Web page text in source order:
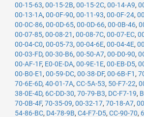
00-15-63, 00-15-2B, 00-15-2C, 00-14-A9,
00-13-1A, 00-0F-90, 00-11-93, 00-0F-24,
00-0C-86, 00-0D-65, 00-0D-66, 00-0B-46,
00-07-85, 00-08-21 , 00-08-7C, 00-07-EC,
00-04-C0, 00-05-73, 00-04-6E, 00-04-4E,
00-03-FD, 00-30-B6, 00-50-A7, 00-D0-90,
00-AF-1F, E0-0E-DA, 00-9E-1E, 00-EB-D5,
00-B0-E1 , 00-59-DC, 00-38-DF, 00-6B-F1 ,
70-6E-6D, 40-01-7A, CC-5A-53, 50-F7-22,
38-0E-4D, 6C-DD-30, 70-79-B3, DC-F7-19,
70-0B-4F, 70-35-09, 00-32-17, 70-18-A7,
54-86-BC, D4-78-9B, C4-F7-D5, CC-90-70,